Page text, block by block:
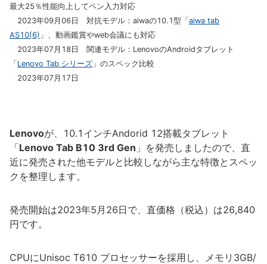
最大25％性能向上してペン入力対応
2023年09月06日 対抗モデル：aiwaの10.1型「 aiwa tab
AS10(6) 」、動画鑑賞やweb会議にも対応
2023年07月18日 関連モデル：LenovoのAndroidタブレット
「 Lenovo Tab シリーズ 」のスペック比較
2023年07月17日
Lenovoが、10.1インチAndorid 12搭載タブレット
「Lenovo Tab B10 3rd Gen 」を発売しましたので、直
近に発売された他モデルと比較しながら主な特徴とスペッ
クを整理します。
発売開始は2023年5月26日で、直価格（税込）は26,840
円です。
CPUにUnisoc T610 プロセッサーを採用し、メモリ3GB/